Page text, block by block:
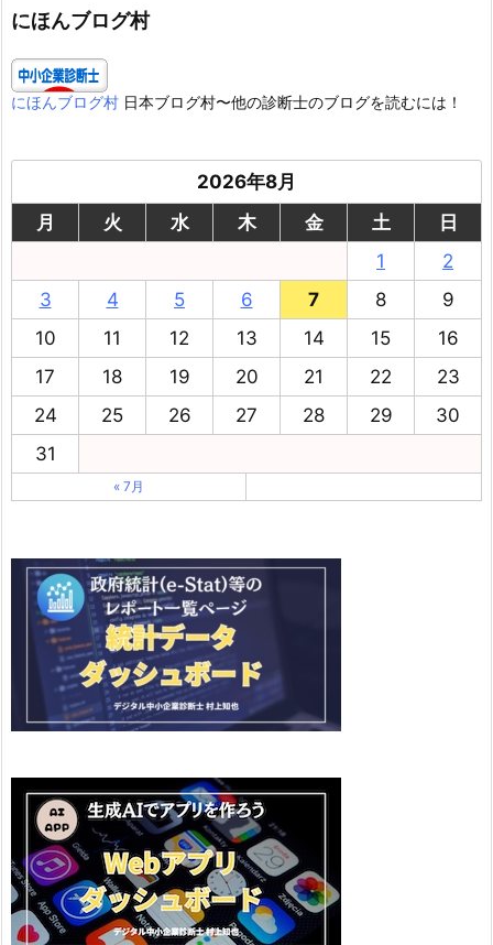
ー
にほんブログ村
にほんブログ村 日本ブログ村〜他の診断士のブログを読むには！
2026年8月
月
火 水 木 金 土
日
1
2
3
4 5 6 7 8
9
10
11 12 13 14 15
16
17
18 19 20 21 22
23
24
25 26 27 28 29
30
31
« 7月